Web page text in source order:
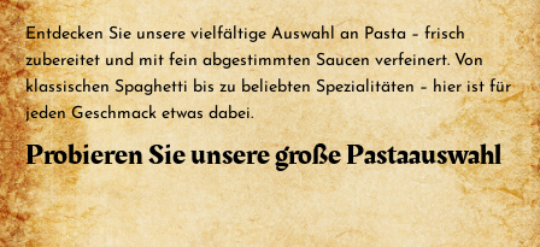
Entdecken Sie unsere vielfältige Auswahl an Pasta – frisch
zubereitet und mit fein abgestimmten Saucen verfeinert. Von
klassischen Spaghetti bis zu beliebten Spezialitäten – hier ist für
jeden Geschmack etwas dabei.
Probieren Sie unsere große Pastaauswahl